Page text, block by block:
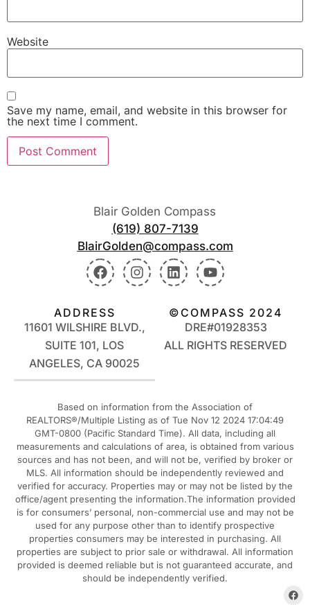
Website
Save my name, email, and website in this browser for
the next time I comment.
Blair Golden Compass
(619) 807-7139
BlairGolden@compass.com
ADDRESS
11601 WILSHIRE BLVD.,
SUITE 101, LOS
ANGELES, CA 90025
©COMPASS 2024
DRE#01928353
ALL RIGHTS RESERVED
Based on information from the Association of
REALTORS®/Multiple Listing as of Tue Nov 12 2024 17:04:49
GMT-0800 (Pacific Standard Time). All data, including all
measurements and calculations of area, is obtained from various
sources and has not been, and will not be, verified by broker or
MLS. All information should be independently reviewed and
verified for accuracy. Properties may or may not be listed by the
office/agent presenting the information.The information provided
is for consumers’ personal, non-commercial use and may not be
used for any purpose other than to identify prospective
properties consumers may be interested in purchasing. All
properties are subject to prior sale or withdrawal. All information
provided is deemed reliable but is not guaranteed accurate, and
should be independently verified.